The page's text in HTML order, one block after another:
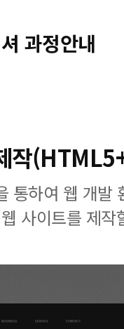
과정안내
작
통하여 웹 개발
사이트를 제작